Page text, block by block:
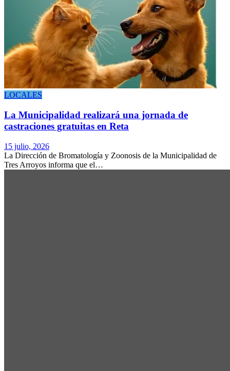
LOCALES
La Municipalidad realizará una jornada de
castraciones gratuitas en Reta
15 julio, 2026
La Dirección de Bromatología y Zoonosis de la Municipalidad de
Tres Arroyos informa que el…